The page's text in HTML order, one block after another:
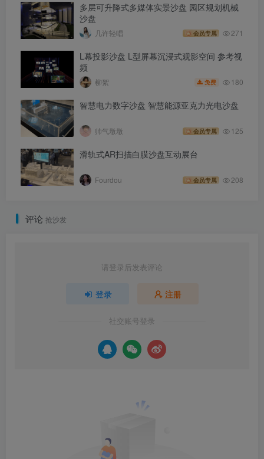
多层可升降式多媒体实景沙盘 园区规划机械
沙盘
几许轻唱 会员专属 271
L幕投影沙盘 L型屏幕沉浸式观影空间 参考视
频
柳絮 免费 180
智慧电力数字沙盘 智慧能源亚克力光电沙盘
帅气墩墩 会员专属 125
滑轨式AR扫描白膜沙盘互动展台
Fourdou 会员专属 208
评论 抢沙发
请登录后发表评论
登录 注册
社交账号登录